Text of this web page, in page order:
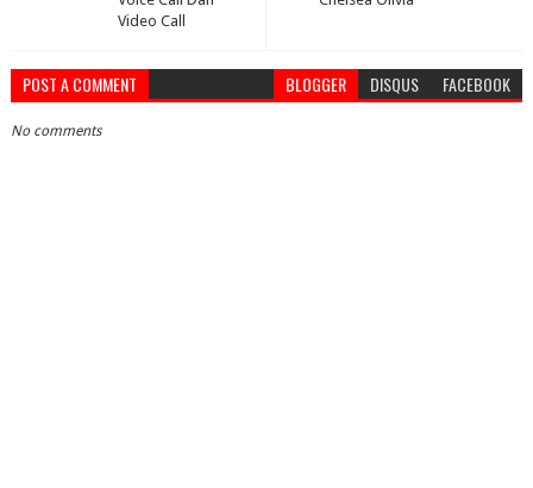
Video Call
POST A COMMENT BLOGGER DISQUS FACEBOOK
No comments